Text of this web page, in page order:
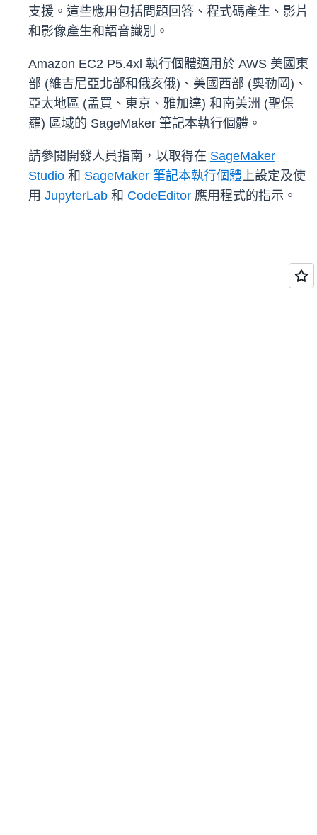
支援。這些應用包括問題回答、程式碼產生、影片
和影像產生和語音識別。
Amazon EC2 P5.4xl 執行個體適用於 AWS 美國東
部 (維吉尼亞北部和俄亥俄)、美國西部 (奧勒岡)、
亞太地區 (孟買、東京、雅加達) 和南美洲 (聖保
羅) 區域的 SageMaker 筆記本執行個體。
請參閱開發人員指南，以取得在 SageMaker
Studio 和 SageMaker 筆記本執行個體上設定及使
用 JupyterLab 和 CodeEditor 應用程式的指示。